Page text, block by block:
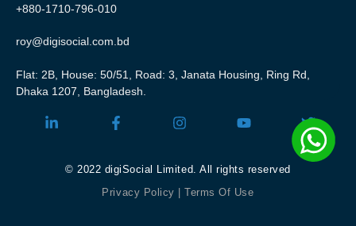
+880-1710-796-010
roy@digisocial.com.bd
Flat: 2B, House: 50/51, Road: 3, Janata Housing, Ring Rd,
Dhaka 1207, Bangladesh.
© 2022 digiSocial Limited. All rights reserved
Privacy Policy |Terms Of Use